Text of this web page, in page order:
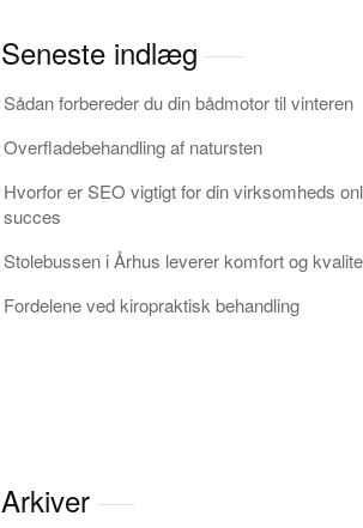
Seneste indlæg
Sådan forbereder du din bådmotor til vinteren
Overfladebehandling af natursten
Hvorfor er SEO vigtigt for din virksomheds
succes
Stolebussen i Århus leverer komfort og
Fordelene ved kiropraktisk behandling
Arkiver